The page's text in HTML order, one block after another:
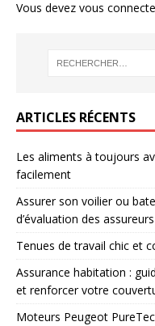
Vous devez vous
ARTICLES RÉCENTS
Les aliments à toujours
facilement
Assurer son voilier ou
d’évaluation des assureurs
Tenues de travail chic et
Assurance habitation :
et renforcer votre
Moteurs Peugeot